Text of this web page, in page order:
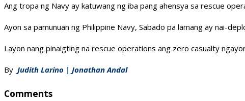
Ang tropa ng Navy ay katuwang ng iba pang ahensya sa rescue
Ayon sa pamunuan ng Philippine Navy, Sabado pa lamang ay nai-
Layon nang pinaigting na rescue operations ang zero casualty
By Judith Larino | Jonathan Andal
Comments